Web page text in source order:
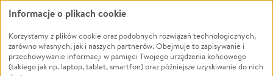
Leczenie
Zwierzęta
Pożar
Ukraina
Powódź
Wichura
NGO
Informacje o plikach cookie
Korzystamy z plików cookie oraz podobnych rozwiązań technologicznych,
zarówno własnych, jak i naszych partnerów. Obejmuje to zapisywanie i
przechowywanie informacji w pamięci Twojego urządzenia końcowego
(takiego jak np. laptop, tablet, smartfon) oraz późniejsze uzyskiwanie do nich